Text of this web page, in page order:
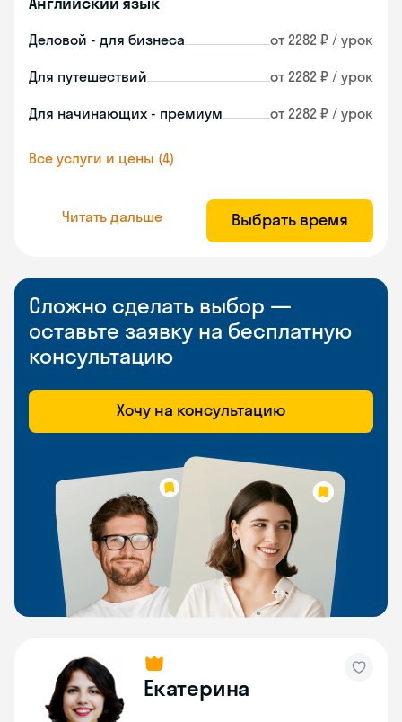
Деловой - для бизнеса от 2282 ₽ / урок
Для путешествий от 2282 ₽ / урок
Для начинающих - премиум от 2282 ₽ / урок
Все услуги и цены (4)
Читать дальше Выбрать время
Сложно сделать выбор —
оставьте заявку на бесплатную
консультацию
Хочу на консультацию
Екатерина